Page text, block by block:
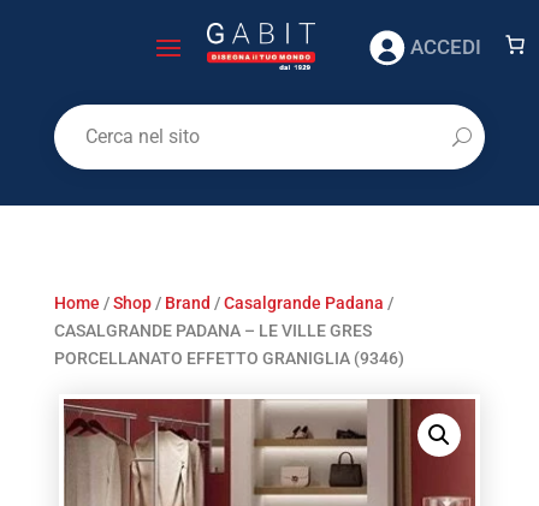
ACCEDI
Home /Shop/ Brand /Casalgrande Padana /
CASALGRANDE PADANA – LE VILLE GRES
PORCELLANATO EFFETTO GRANIGLIA (9346)